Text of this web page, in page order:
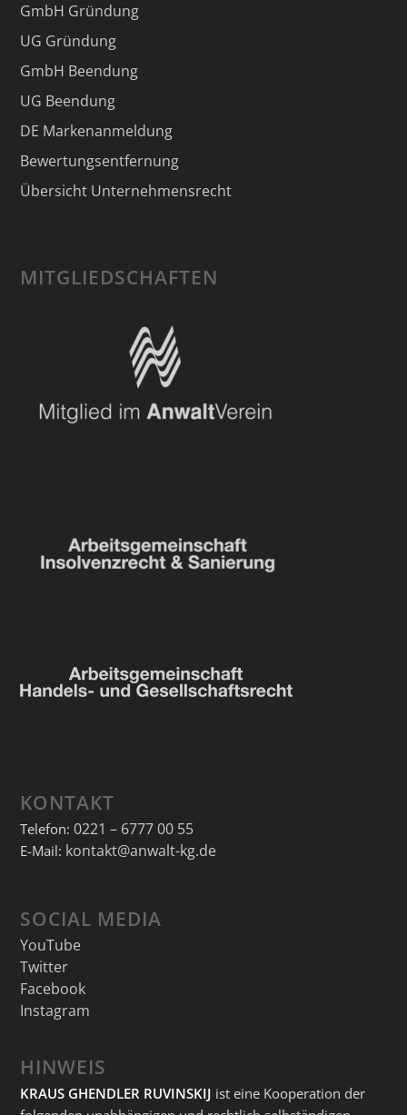
GmbH Gründung
UG Gründung
GmbH Beendung
UG Beendung
DE Markenanmeldung
Bewertungsentfernung
Übersicht Unternehmensrecht
MITGLIEDSCHAFTEN
KONTAKT
Telefon: 0221 – 6777 00 55
E-Mail: kontakt@anwalt-kg.de
SOCIAL MEDIA
YouTube
Twitter
Facebook
Instagram
HINWEIS
KRAUS GHENDLER RUVINSKIJ ist eine Kooperation der